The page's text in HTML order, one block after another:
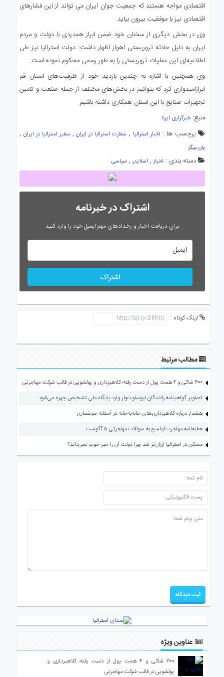
اقتصادی مواجه هستند که جمعیت جوان ایران می تواند از این فشارهای
اقتصادی نیز با موفقیت بیرون بیاید.
وی در بخش دیگری از سخنان خود ضمن ابراز همدردی با دولت و مردم
ایران به دلیل حادثه تروریستی اهواز اظهار داشت: دولت استرالیا نیز طی
اطلاعیه‌ای این عملیات تروریستی را به طور رسمی محکوم نموده است.
وی همچنین با اشاره به چندین بازدید خود از ظرفیت‌های استان قم
ابرازامیدواری کرد که بتوانیم در بخش‌های مختلف از جمله صنعت و تامین
تجهیزات صنایع با این استان همکاری داشته باشیم.
منبع: خبرگزاری ایرنا
برچسب ها : اخبار استرالیا , سفارت استرالیا در ایران, سفیر استرالیا در ایران,
یان بیگز
دسته بندی : اخبار, اسلایدر, سیاسی
اشتراک در خبرنامه
برای دریافت اخبار و رخدادهای مهم ایمیل خود را وارد کنید
اشتراک
لینک کوتاه :
مطالب مرتبط
۳۰۰ شاکی و ۴ همت پول از دست رفته؛ کلاهبرداری و پولشویی در قالب شرکت مهاجرتی
تصاویر گواهینامه رانندگان نیوساوت‌ولز وارد پایگاه ملی تشخیص چهره می‌شود
هشدار درباره کلاهبرداری‌های خانه‌به‌خانه در آستانه سرشماری
هفته‌نامه مهاجرت/پاسخ به سوالات مهاجرتی ۵ آگوست
مسکن در استرالیا ارزان‌تر شد چرا دولت آن را خبر خوب نمی‌داند؟
ارسال دیدگاه
عناوین ویژه
۳۰۰ شاکی و ۴ همت پول از دست رفته؛ کلاهبرداری و
پولشویی در قالب شرکت مهاجرتی